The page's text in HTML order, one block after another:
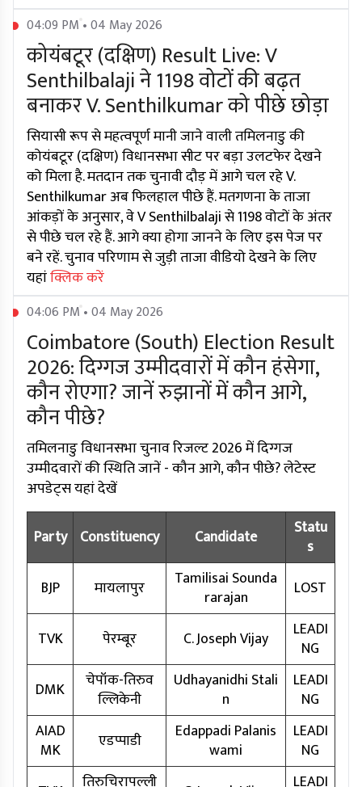
04:09 PM • 04 May 2026
कोयंबटूर (दक्षिण) Result Live: V
Senthilbalaji ने 1198 वोटों की बढ़त
बनाकर V. Senthilkumar को पीछे छोड़ा
सियासी रूप से महत्वपूर्ण मानी जाने वाली तमिलनाडु की
कोयंबटूर (दक्षिण) विधानसभा सीट पर बड़ा उलटफेर देखने
को मिला है. मतदान तक चुनावी दौड़ में आगे चल रहे V.
Senthilkumar अब फिलहाल पीछे हैं. मतगणना के ताजा
आंकड़ों के अनुसार, वे V Senthilbalaji से 1198 वोटों के अंतर
से पीछे चल रहे हैं. आगे क्या होगा जानने के लिए इस पेज पर
बने रहें. चुनाव परिणाम से जुड़ी ताजा वीडियो देखने के लिए
यहांक्लिक करें
04:06 PM • 04 May 2026
Coimbatore (South) Election Result
2026: दिग्गज उम्मीदवारों में कौन हंसेगा,
कौन रोएगा? जानें रुझानों में कौन आगे,
कौन पीछे?
तमिलनाडु विधानसभा चुनाव रिजल्ट 2026 में दिग्गज
उम्मीदवारों की स्थिति जानें - कौन आगे, कौन पीछे? लेटेस्ट
अपडेट्स यहां देखें
Party Constituency Candidate
Statu
s
BJP
मायलापुर
Tamilisai Sounda
rarajan
LOST
TVK पेरम्बूर C. Joseph Vijay
LEADI
NG
DMK
चेपॉक-तिरुव
ल्लिकेनी
Udhayanidhi Stali
n
LEADI
NG
AIAD
MK
एडप्पाडी
Edappadi Palanis
wami
LEADI
NG